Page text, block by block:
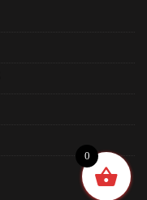
0